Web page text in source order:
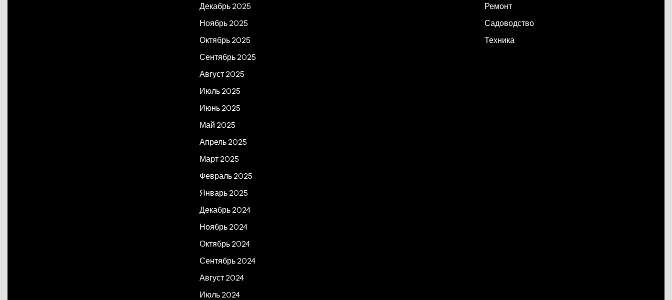
Декабрь 2025
Ноябрь 2025
Октябрь 2025
Сентябрь 2025
Август 2025
Июль 2025
Июнь 2025
Май 2025
Апрель 2025
Март 2025
Февраль 2025
Январь 2025
Декабрь 2024
Ноябрь 2024
Октябрь 2024
Сентябрь 2024
Август 2024
Июль 2024
Ремонт
Садоводство
Техника